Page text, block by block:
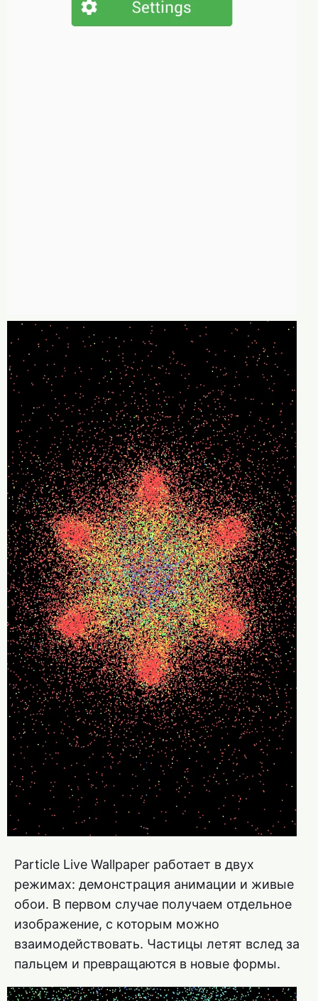
Particle Live Wallpaper работает в двух
режимах: демонстрация анимации и живые
обои. В первом случае получаем отдельное
изображение, с которым можно
взаимодействовать. Частицы летят вслед за
пальцем и превращаются в новые формы.